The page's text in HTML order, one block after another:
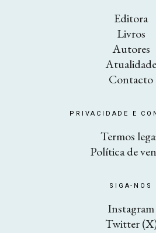
Editora
Livros
Autores
Atualidade
Contacto
PRIVACIDADE E
Termos
Política de
SIGA-NOS
Instagram
Twitter